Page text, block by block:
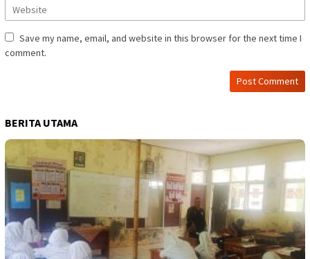
Save my name, email, and website in this browser for the next time I
comment.
BERITA UTAMA